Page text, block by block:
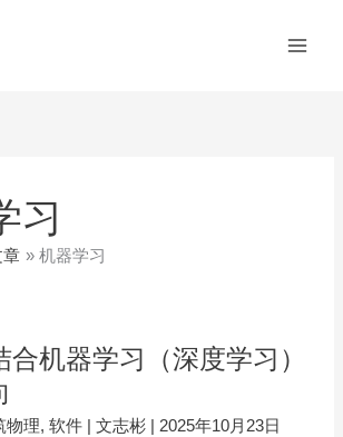
习
章 机器学习
合机器学习（深度学习）
物理, 软件| 文志彬 2025年10月23日